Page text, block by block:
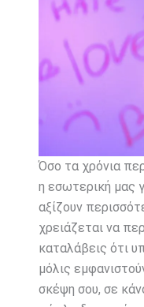
Όσο τα χρόνια
η εσωτερική μας
αξίζουν
χρειάζεται να
καταλάβεις ότι
μόλις
σκέψη σου, σε